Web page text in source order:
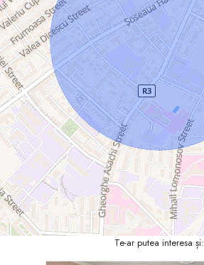
Te-ar putea interesa și: